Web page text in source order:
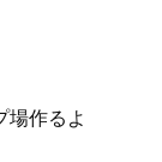
場作るよ